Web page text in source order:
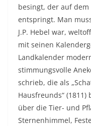
besingt, der auf dem
entspringt. Man
J.P. Hebel war,
mit seinen
Landkalender
stimmungsvolle
schrieb, die als
Hausfreunds“
über die Tier- und
Sternenhimmel,